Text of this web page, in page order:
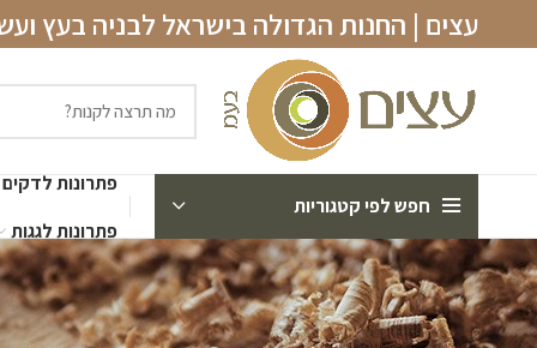
עצים | החנות הגדולה בישראל לבניה בעץ
חפש לפי קטגוריות
פתרונות לדקים
פתרונות לגגות